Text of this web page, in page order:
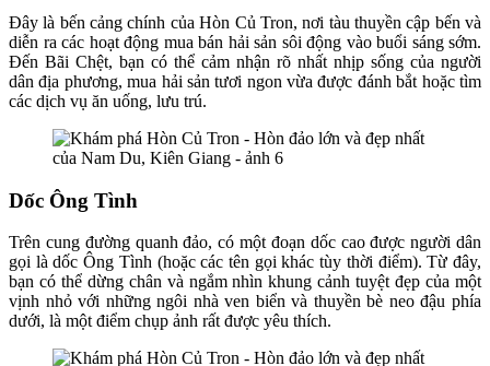
Đây là bến cảng chính của Hòn Củ Tron, nơi tàu thuyền cập bến và
diễn ra các hoạt động mua bán hải sản sôi động vào buổi sáng sớm.
Đến Bãi Chệt, bạn có thể cảm nhận rõ nhất nhịp sống của người
dân địa phương, mua hải sản tươi ngon vừa được đánh bắt hoặc tìm
các dịch vụ ăn uống, lưu trú.
Dốc Ông Tình
Trên cung đường quanh đảo, có một đoạn dốc cao được người dân
gọi là dốc Ông Tình (hoặc các tên gọi khác tùy thời điểm). Từ đây,
bạn có thể dừng chân và ngắm nhìn khung cảnh tuyệt đẹp của một
vịnh nhỏ với những ngôi nhà ven biển và thuyền bè neo đậu phía
dưới, là một điểm chụp ảnh rất được yêu thích.